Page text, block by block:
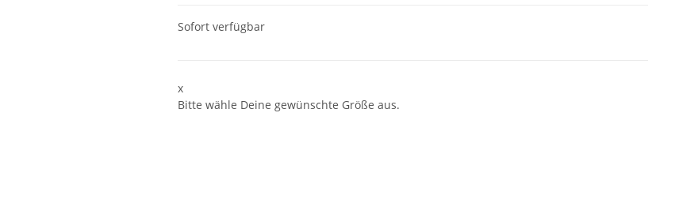
Sofort verfügbar
x
Bitte wähle Deine gewünschte Größe aus.